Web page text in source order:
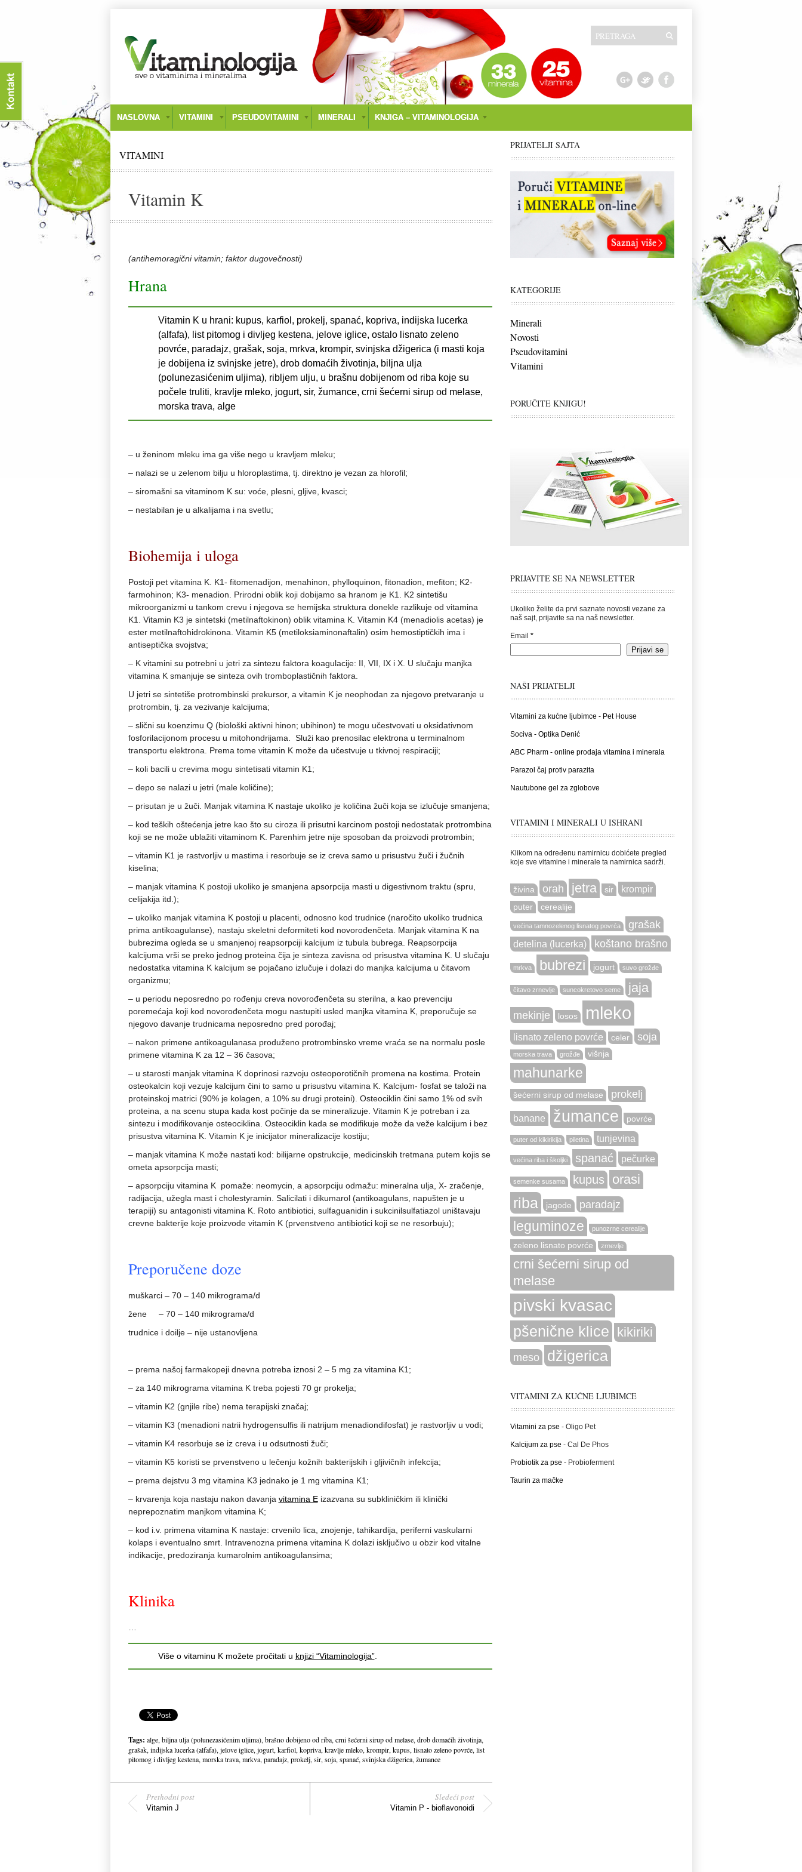
NASLOVNA VITAMINI PSEUDOVITAMINI MINERALI KNJIGA – VITAMINOLOGIJA
VITAMINI
Vitamin K
(antihemoragični vitamin; faktor dugovečnosti)
Hrana
Vitamin K u hrani: kupus, karfiol, prokelj, spanać, kopriva, indijska lucerka
(alfafa), list pitomog i divljeg kestena, jelove iglice, ostalo lisnato zeleno
povrće, paradajz, grašak, soja, mrkva, krompir, svinjska džigerica (i masti koja
je dobijena iz svinjske jetre), drob domaćih životinja, biljna ulja
(polunezasićenim uljima), ribljem ulju, u brašnu dobijenom od riba koje su
počele truliti, kravlje mleko, jogurt, sir, žumance, crni šećerni sirup od melase,
morska trava, alge
– u ženinom mleku ima ga više nego u kravljem mleku;
– nalazi se u zelenom bilju u hloroplastima, tj. direktno je vezan za hlorofil;
– siromašni sa vitaminom K su: voće, plesni, gljive, kvasci;
– nestabilan je u alkalijama i na svetlu;
Biohemija i uloga
Postoji pet vitamina K. K1- fitomenadijon, menahinon, phylloquinon, fitonadion, mefiton; K2-
farmohinon; K3- menadion. Prirodni oblik koji dobijamo sa hranom je K1. K2 sintetišu
mikroorganizmi u tankom crevu i njegova se hemijska struktura donekle razlikuje od vitamina
K1. Vitamin K3 je sintetski (metilnaftokinon) oblik vitamina K. Vitamin K4 (menadiolis acetas) je
ester metilnaftohidrokinona. Vitamin K5 (metiloksiaminonaftalin) osim hemostiptičkih ima i
antiseptička svojstva;
– K vitamini su potrebni u jetri za sintezu faktora koagulacije: II, VII, IX i X. U slučaju manjka
vitamina K smanjuje se sinteza ovih tromboplastičnih faktora.
U jetri se sintetiše protrombinski prekursor, a vitamin K je neophodan za njegovo pretvaranje u
protrombin, tj. za vezivanje kalcijuma;
– slični su koenzimu Q (biološki aktivni hinon; ubihinon) te mogu učestvovati u oksidativnom
fosforilacijonom procesu u mitohondrijama. Služi kao prenosilac elektrona u terminalnom
transportu elektrona. Prema tome vitamin K može da učestvuje u tkivnoj respiraciji;
– koli bacili u crevima mogu sintetisati vitamin K1;
– depo se nalazi u jetri (male količine);
– prisutan je u žuči. Manjak vitamina K nastaje ukoliko je količina žuči koja se izlučuje smanjena;
– kod teških oštećenja jetre kao što su ciroza ili prisutni karcinom postoji nedostatak protrombina
koji se ne može ublažiti vitaminom K. Parenhim jetre nije sposoban da proizvodi protrombin;
– vitamin K1 je rastvorljiv u mastima i resorbuje se iz creva samo u prisustvu žuči i žučnih
kiselina;
– manjak vitamina K postoji ukoliko je smanjena apsorpcija masti u digestivnom traktu (spru,
celijakija itd.);
– ukoliko manjak vitamina K postoji u placenti, odnosno kod trudnice (naročito ukoliko trudnica
prima antikoagulanse), nastaju skeletni deformiteti kod novorođenčeta. Manjak vitamina K na
bubrezima ogleda se u smanjenoj reapsorpciji kalcijum iz tubula bubrega. Reapsorpcija
kalcijuma vrši se preko jednog proteina čija je sinteza zavisna od prisustva vitamina K. U slučaju
nedostatka vitamina K kalcijum se pojačano izlučuje i dolazi do manjka kalcijuma u čitavom
organizmu;
– u periodu neposredno po rođenju creva novorođenčeta su sterilna, a kao prevenciju
poremećaja koji kod novorođenčeta mogu nastupiti usled manjka vitamina K, preporučuje se
njegovo davanje trudnicama neposredno pred porođaj;
– nakon primene antikoagulanasa produženo protrombinsko vreme vraća se na normalu posle
primene vitamina K za 12 – 36 časova;
– u starosti manjak vitamina K doprinosi razvoju osteoporotičnih promena na kostima. Protein
osteokalcin koji vezuje kalcijum čini to samo u prisustvu vitamina K. Kalcijum- fosfat se taloži na
proteinskoj matrici (90% je kolagen, a 10% su drugi proteini). Osteociklin čini samo 1% od svih
proteina, a na scenu stupa kada kost počinje da se mineralizuje. Vitamin K je potreban i za
sintezu i modifikovanje osteociklina. Osteociklin kada se modifikuje može da veže kalcijum i bez
prisustva vitamina K. Vitamin K je inicijator mineralizacije kostiju;
– manjak vitamina K može nastati kod: bilijarne opstrukcije, medicinskih tretmana putem kojis se
ometa apsorpcija masti;
– apsorpciju vitamina K pomaže: neomycin, a apsorpciju odmažu: mineralna ulja, X- zračenje,
radijacija, užegla mast i cholestyramin. Salicilati i dikumarol (antikoagulans, napušten je u
terapiji) su antagonisti vitamina K. Roto antibiotici, sulfaguanidin i sukcinilsulfatiazol uništavaju
crevne bakterije koje proizvode vitamin K (prvenstveno antibiotici koji se ne resorbuju);
Preporučene doze
muškarci – 70 – 140 mikrograma/d
žene – 70 – 140 mikrograma/d
trudnice i doilje – nije ustanovljena
– prema našoj farmakopeji dnevna potreba iznosi 2 – 5 mg za vitamina K1;
– za 140 mikrograma vitamina K treba pojesti 70 gr prokelja;
– vitamin K2 (gnjile ribe) nema terapijski značaj;
– vitamin K3 (menadioni natrii hydrogensulfis ili natrijum menadiondifosfat) je rastvorljiv u vodi;
– vitamin K4 resorbuje se iz creva i u odsutnosti žuči;
– vitamin K5 koristi se prvenstveno u lečenju kožnih bakterijskih i gljivičnih infekcija;
– prema dejstvu 3 mg vitamina K3 jednako je 1 mg vitamina K1;
– krvarenja koja nastaju nakon davanja vitamina Eizazvana su subkliničkim ili klinički
neprepoznatim manjkom vitamina K;
– kod i.v. primena vitamina K nastaje: crvenilo lica, znojenje, tahikardija, periferni vaskularni
kolaps i eventualno smrt. Intravenozna primena vitamina K dolazi isključivo u obzir kod vitalne
indikacije, predoziranja kumarolnim antikoagulansima;
Klinika
Više o vitaminu K možete pročitati u knjizi “Vitaminologija”.
Tags: alge, biljna ulja (polunezasićenim uljima), brašno dobijeno od riba, crni šećerni sirup od melase, drob domaćih životinja,
grašak, indijska lucerka (alfafa), jelove iglice, jogurt, karfiol, kopriva, kravlje mleko, krompir, kupus, lisnato zeleno povrće, list
pitomog i divljeg kestena, morska trava, mrkva, paradajz, prokelj, sir, soja, spanać, svinjska džigerica, žumance
Prethodni post
Vitamin J
Sledeći post
Vitamin P - bioflavonoidi
PRIJATELJI SAJTA
KATEGORIJE
Minerali
Novosti
Pseudovitamini
Vitamini
PORUČITE KNJIGU!
PRIJAVITE SE NA NEWSLETTER
Ukoliko želite da prvi saznate novosti vezane za
naš sajt, prijavite sa na naš newsletter.
Email *
NAŠI PRIJATELJI
Vitamini za kućne ljubimce - Pet House
Sociva - Optika Denić
ABC Pharm - online prodaja vitamina i minerala
Parazol čaj protiv parazita
Nautubone gel za zglobove
VITAMINI I MINERALI U ISHRANI
Klikom na određenu namirnicu dobićete pregled
koje sve vitamine i minerale ta namirnica sadrži.
živina orah jetra sir krompir
puter cerealije
većina tamnozelenog lisnatog povrća grašak
detelina (lucerka) koštano brašno
mrkva bubrezi jogurt suvo grožđe
čitavo zrnevlje suncokretovo seme jaja
mekinje losos mleko
lisnato zeleno povrće celer soja
morska trava grožđe višnja
mahunarke
šećerni sirup od melase prokelj
banane žumance povrće
puter od kikirikija piletina tunjevina
većina riba i školjki spanać pečurke
semenke susama kupus orasi
riba jagode paradajz
leguminoze punozrne cerealije
zeleno lisnato povrće zrnevlje
crni šećerni sirup od
melase
pivski kvasac
pšenične klice kikiriki
meso džigerica
VITAMINI ZA KUĆNE LJUBIMCE
Vitamini za pse - Oligo Pet
Kalcijum za pse - Cal De Phos
Probiotik za pse - Probioferment
Taurin za mačke